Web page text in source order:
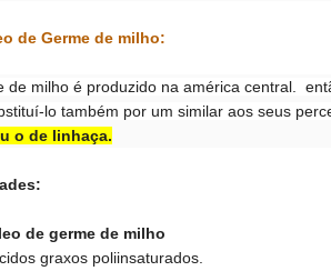
de Germe de milho:
de milho é produzido na américa central.
lo também por um similar aos seus
o de linhaça.
de germe de milho
graxos poliinsaturados.